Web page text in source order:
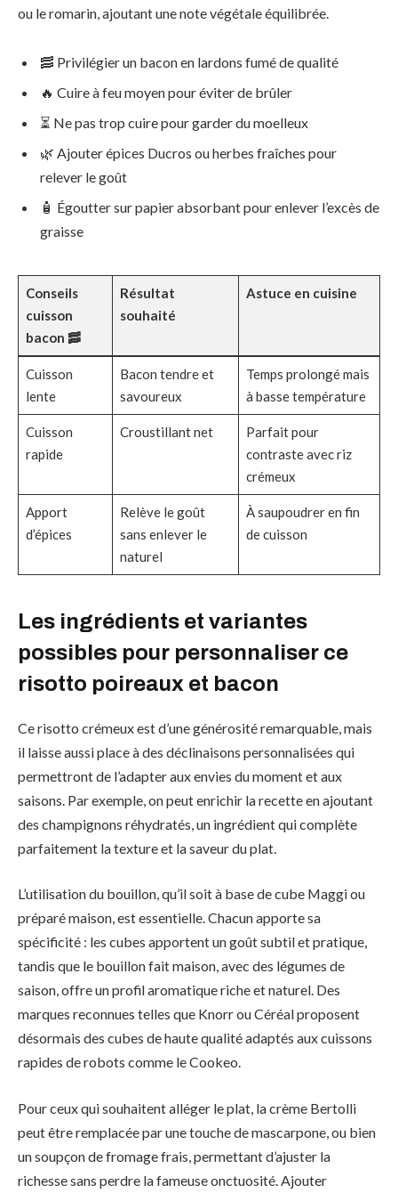
ou le romarin, ajoutant une note végétale équilibrée.
🥓 Privilégier un bacon en lardons fumé de qualité
🔥 Cuire à feu moyen pour éviter de brûler
⏳ Ne pas trop cuire pour garder du moelleux
🌿 Ajouter épices Ducros ou herbes fraîches pour
relever le goût
🧴 Égoutter sur papier absorbant pour enlever l’excès de
graisse
Conseils
cuisson
bacon 🥓
Résultat
souhaité
Astuce en cuisine
Cuisson
lente
Bacon tendre et
savoureux
Temps prolongé mais
à basse température
Cuisson
rapide
Croustillant net
Parfait pour
contraste avec riz
crémeux
Apport
d’épices
Relève le goût
sans enlever le
naturel
À saupoudrer en fin
de cuisson
Les ingrédients et variantes
possibles pour personnaliser ce
risotto poireaux et bacon
Ce risotto crémeux est d’une générosité remarquable, mais
il laisse aussi place à des déclinaisons personnalisées qui
permettront de l’adapter aux envies du moment et aux
saisons. Par exemple, on peut enrichir la recette en ajoutant
des champignons réhydratés, un ingrédient qui complète
parfaitement la texture et la saveur du plat.
L’utilisation du bouillon, qu’il soit à base de cube Maggi ou
préparé maison, est essentielle. Chacun apporte sa
spécificité : les cubes apportent un goût subtil et pratique,
tandis que le bouillon fait maison, avec des légumes de
saison, offre un profil aromatique riche et naturel. Des
marques reconnues telles que Knorr ou Céréal proposent
désormais des cubes de haute qualité adaptés aux cuissons
rapides de robots comme le Cookeo.
Pour ceux qui souhaitent alléger le plat, la crème Bertolli
peut être remplacée par une touche de mascarpone, ou bien
un soupçon de fromage frais, permettant d’ajuster la
richesse sans perdre la fameuse onctuosité. Ajouter